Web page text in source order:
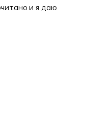
и я даю